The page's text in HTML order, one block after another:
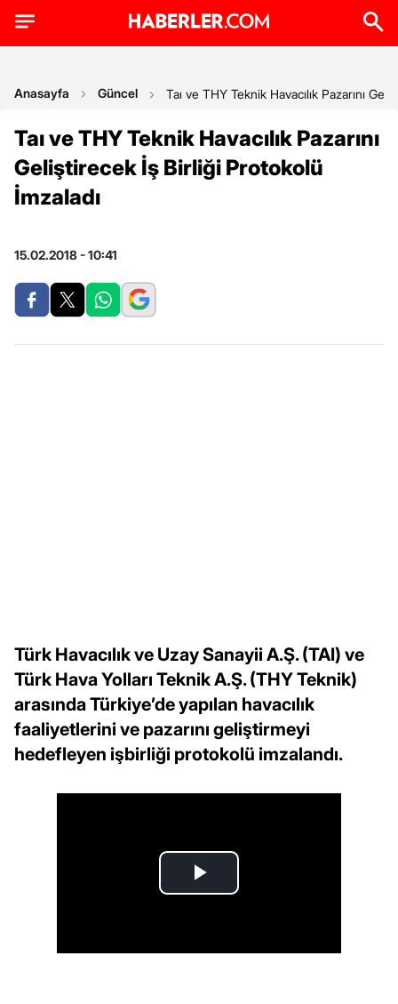
Anasayfa Güncel Taı ve THY Teknik Havacılık Pazarını
Taı ve THY Teknik Havacılık Pazarını
Geliştirecek İş Birliği Protokolü
İmzaladı
15.02.2018 - 10:41
Türk Havacılık ve Uzay Sanayii A.Ş. (TAI) ve
Türk Hava Yolları Teknik A.Ş. (THY Teknik)
arasında Türkiye’de yapılan havacılık
faaliyetlerini ve pazarını geliştirmeyi
hedefleyen işbirliği protokolü imzalandı.